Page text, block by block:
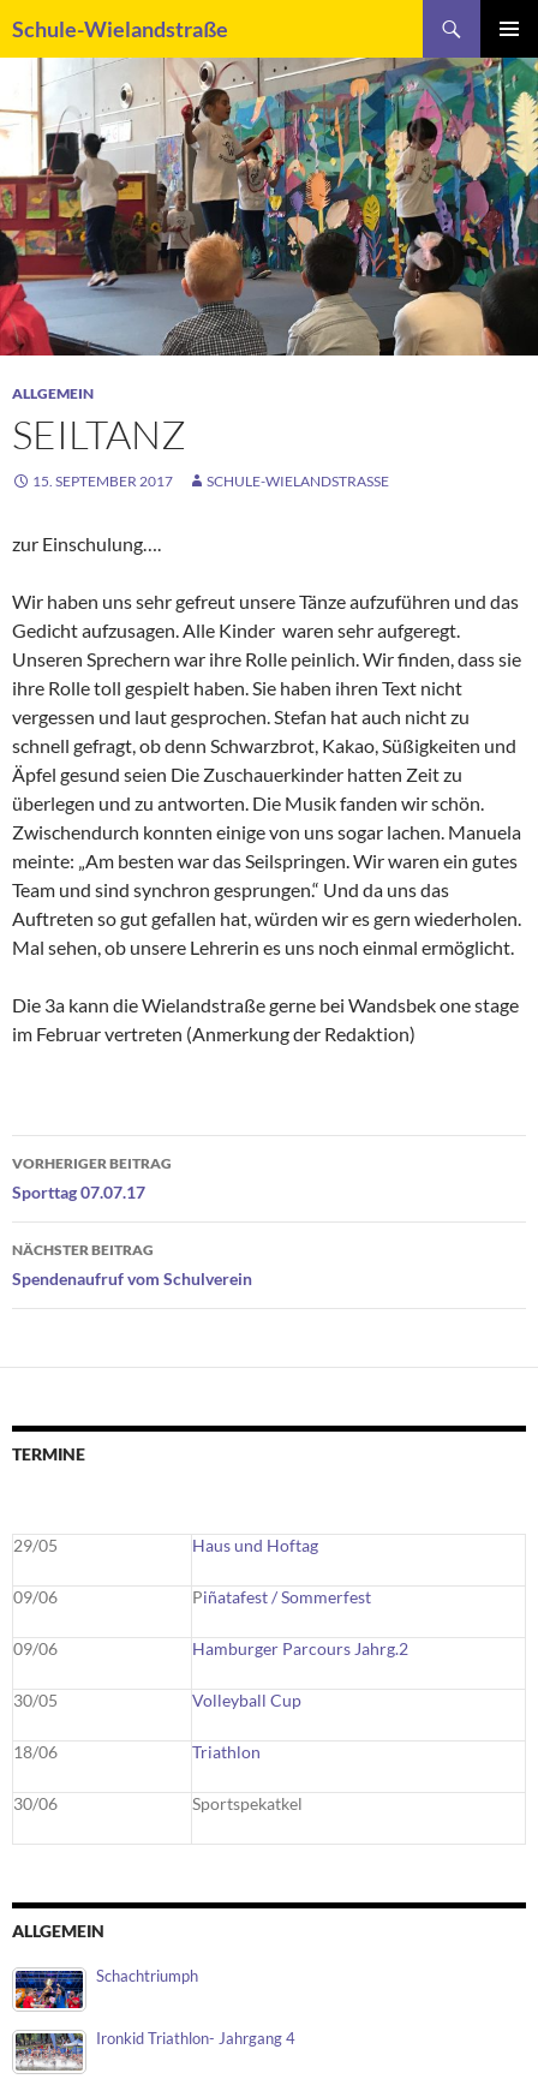
Inhalt
springen
Schule-Wielandstraße
MENÜ
ALLGEMEIN
SEILTANZ
15. SEPTEMBER 2017 SCHULE-WIELANDSTRASSE
zur Einschulung….
Wir haben uns sehr gefreut unsere Tänze aufzuführen und das
Gedicht aufzusagen. Alle Kinder waren sehr aufgeregt.
Unseren Sprechern war ihre Rolle peinlich. Wir finden, dass sie
ihre Rolle toll gespielt haben. Sie haben ihren Text nicht
vergessen und laut gesprochen. Stefan hat auch nicht zu
schnell gefragt, ob denn Schwarzbrot, Kakao, Süßigkeiten und
Äpfel gesund seien Die Zuschauerkinder hatten Zeit zu
überlegen und zu antworten. Die Musik fanden wir schön.
Zwischendurch konnten einige von uns sogar lachen. Manuela
meinte: „Am besten war das Seilspringen. Wir waren ein gutes
Team und sind synchron gesprungen.“ Und da uns das
Auftreten so gut gefallen hat, würden wir es gern wiederholen.
Mal sehen, ob unsere Lehrerin es uns noch einmal ermöglicht.
Die 3a kann die Wielandstraße gerne bei Wandsbek one stage
im Februar vertreten (Anmerkung der Redaktion)
Beitragsnavigation
VORHERIGER BEITRAG
Sporttag 07.07.17
NÄCHSTER BEITRAG
Spendenaufruf vom Schulverein
TERMINE
29/05 Haus und Hoftag
09/06 Piñatafest / Sommerfest
09/06 Hamburger Parcours Jahrg.2
30/05 Volleyball Cup
18/06 Triathlon
30/06 Sportspekatkel
ALLGEMEIN
Schachtriumph
Ironkid Triathlon- Jahrgang 4